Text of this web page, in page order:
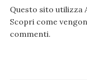
Questo sito utilizza
Scopri come
commenti.